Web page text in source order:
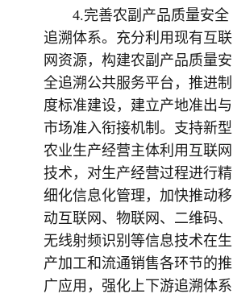
4.完善农副产品质量安全
追溯体系。充分利用现有互联
网资源，构建农副产品质量安
全追溯公共服务平台，推进制
度标准建设，建立产地准出与
市场准入衔接机制。支持新型
农业生产经营主体利用互联网
技术，对生产经营过程进行精
细化信息化管理，加快推动移
动互联网、物联网、二维码、
无线射频识别等信息技术在生
产加工和流通销售各环节的推
广应用，强化上下游追溯体系